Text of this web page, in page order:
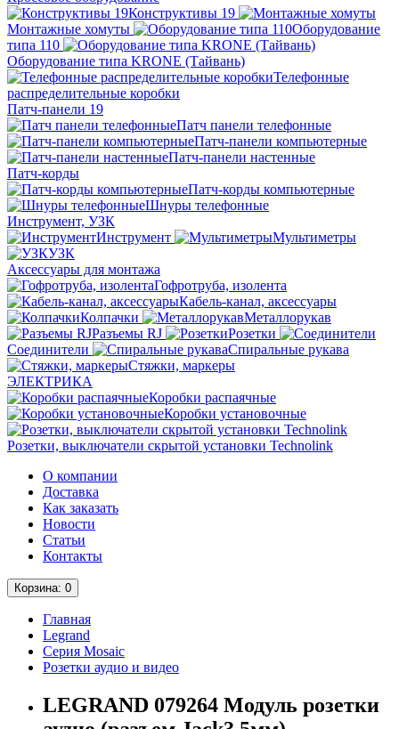
Конструктивы 19
Монтажные хомуты
Оборудование
типа 110
Оборудование типа KRONE (Тайвань)
Телефонные
распределительные коробки
Патч-панели 19
Патч панели телефонные
Патч-панели компьютерные
Патч-панели настенные
Патч-корды
Патч-корды компьютерные
Шнуры телефонные
Инструмент, УЗК
Инструмент
Мультиметры
УЗК
Аксессуары для монтажа
Гофротруба, изолента
Кабель-канал, аксессуары
Колпачки
Металлорукав
Разъемы RJ
Розетки
Соединители
Спиральные рукава
Стяжки, маркеры
ЭЛЕКТРИКА
Коробки распаячные
Коробки установочные
Розетки, выключатели скрытой установки Technolink
О компании
Доставка
Как заказать
Новости
Статьи
Контакты
Корзина: 0
Главная
Legrand
Серия Mosaic
Розетки аудио и видео
LEGRAND 079264 Модуль розетки